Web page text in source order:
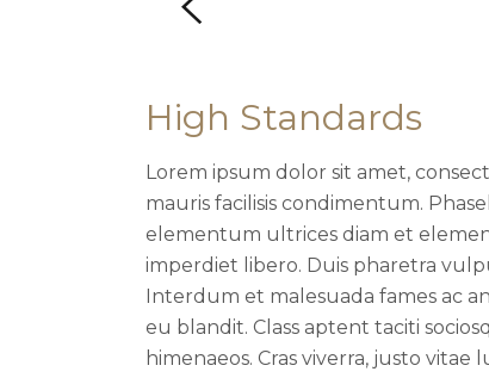
High Standards
Lorem ipsum dolor sit amet,
mauris facilisis condimentum.
elementum ultrices diam et
imperdiet libero. Duis pharetra
Interdum et malesuada fames ac
eu blandit. Class aptent taciti
himenaeos. Cras viverra, justo